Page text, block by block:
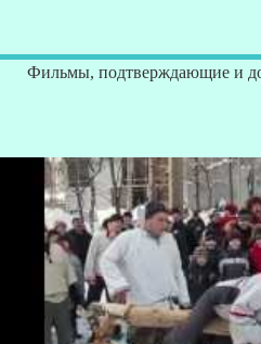
Фильмы, подтверждающие и